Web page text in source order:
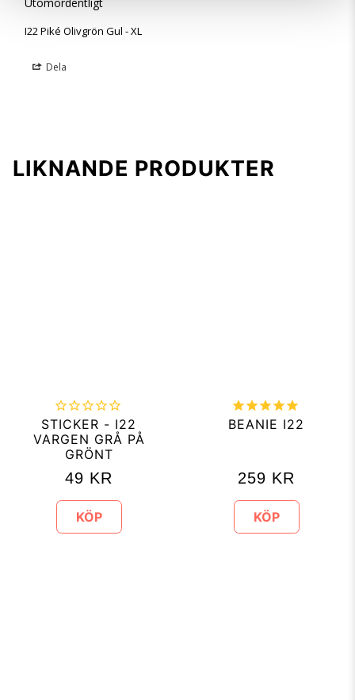
I22 Piké Olivgrön Gul - XL
Dela
LIKNANDE PRODUKTER
STICKER - I22
VARGEN GRÅ PÅ
GRÖNT
49 KR
KÖP
BEANIE I22
259 KR
KÖP